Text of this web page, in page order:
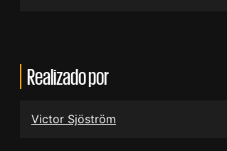
Realizado por
Victor Sjöström